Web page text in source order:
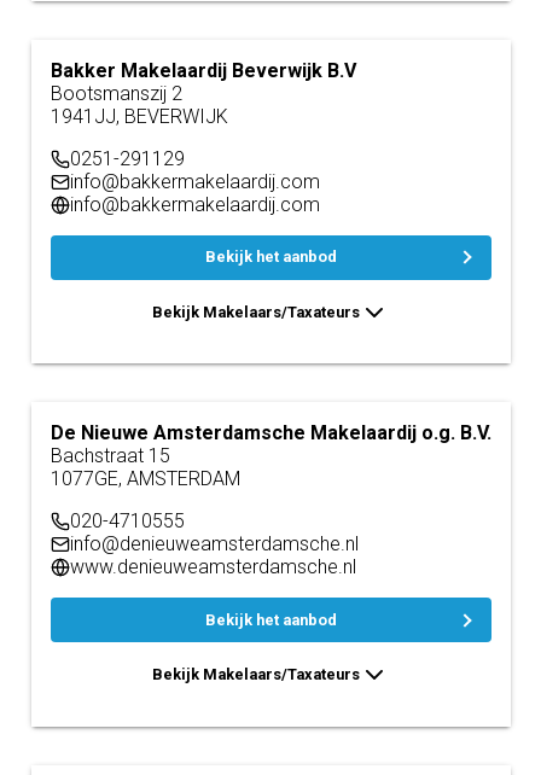
Bakker Makelaardij Beverwijk B.V
Bootsmanszij 2
1941JJ, BEVERWIJK
0251-291129
info@bakkermakelaardij.com
info@bakkermakelaardij.com
Bekijk het aanbod
Bekijk Makelaars/Taxateurs
De Nieuwe Amsterdamsche Makelaardij o.g. B.V.
Bachstraat 15
1077GE, AMSTERDAM
020-4710555
info@denieuweamsterdamsche.nl
www.denieuweamsterdamsche.nl
Bekijk het aanbod
Bekijk Makelaars/Taxateurs